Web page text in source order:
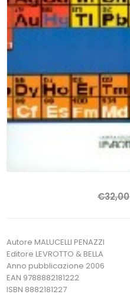
€32,00
Autore MALUCELLI PENAZZI
Editore LEVROTTO & BELLA
Anno pubblicazione 2006
EAN 9788882181222
ISBN 8882181227